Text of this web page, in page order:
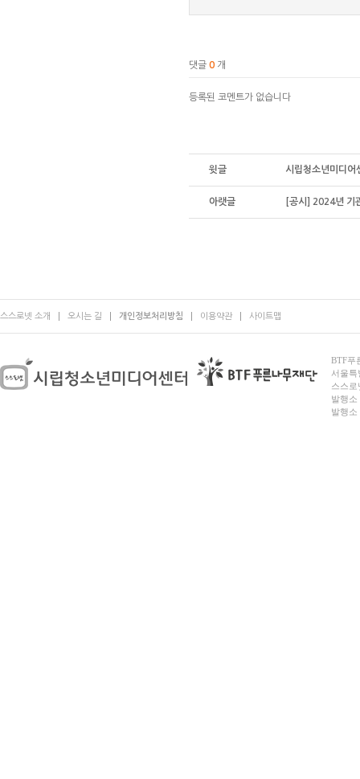
댓글 0 개
등록된 코멘트가 없습니다
윗글 시립청소년미디어
아랫글 [공시] 2024년 기
스스로넷 소개 오시는 길 개인정보처리방침 이용약관 사이트맵
BTF푸
서울
스스로
발행소
발행소